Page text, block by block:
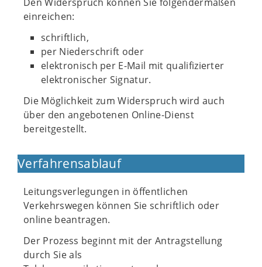
einreichen:
schriftlich,
per Niederschrift oder
elektronisch per E-Mail mit qualifizierter
elektronischer Signatur.
Die Möglichkeit zum Widerspruch wird auch
über den angebotenen Online-Dienst
bereitgestellt.
Verfahrensablauf
Leitungsverlegungen in öffentlichen
Verkehrswegen können Sie schriftlich oder
online beantragen.
Der Prozess beginnt mit der Antragstellung
durch Sie als